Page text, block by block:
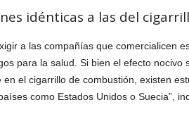
idénticas a las del
a las compañías que comercialicen
para la salud. Si bien el efecto
en el cigarrillo de combustión, existen
como Estados Unidos o Suecia”,